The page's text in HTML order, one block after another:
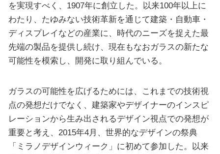
を実現すべく、1907年に創立した。以来100年以上に
わたり、たゆみない技術革新を通じて建築・自動車・
ディスプレイなどの産業に、時代のニーズを捉えた最
先端の製品を提供し続け、現在もなおガラスの新たな
可能性を模索し、開発に取り組んでいる。
ガラスの可能性を広げるためには、これまでの技術視
点の発想だけでなく、建築家やデザイナーのインスピ
レーションから生み出されるデザイン視点での発想が
重要と考え、2015年4月、世界的なデザインの祭典
「ミラノデザインウィーク」に初めて参加した。以来